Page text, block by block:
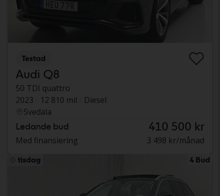
Testad
Audi Q8
50 TDI quattro
2023
12 810 mil
Diesel
Svedala
Ledande bud 410 500 kr
Med finansiering 3 498 kr/månad
tisdag 4 Bud